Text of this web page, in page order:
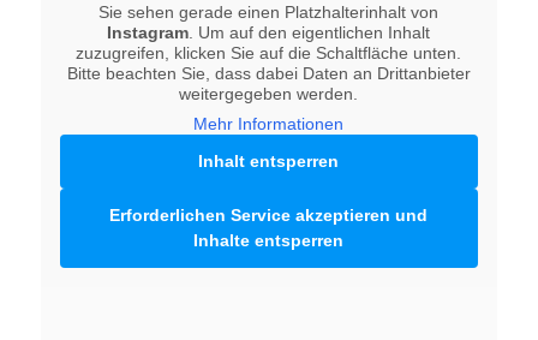
Sie sehen gerade einen Platzhalterinhalt von
Instagram . Um auf den eigentlichen Inhalt
zuzugreifen, klicken Sie auf die Schaltfläche unten.
Bitte beachten Sie, dass dabei Daten an Drittanbieter
weitergegeben werden.
Mehr Informationen
Inhalt entsperren
Erforderlichen Service akzeptieren und
Inhalte entsperren